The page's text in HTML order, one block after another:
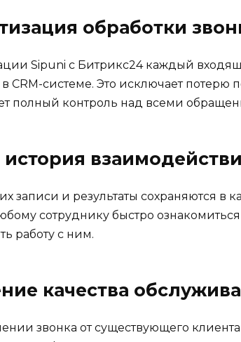
обработки
Sipuni с Битрикс24 каждый
CRM-системе. Это исключает потерю
полный контроль над всеми
записи и результаты сохраняются в
сотруднику быстро
работу с ним.
качества
звонка от существующего